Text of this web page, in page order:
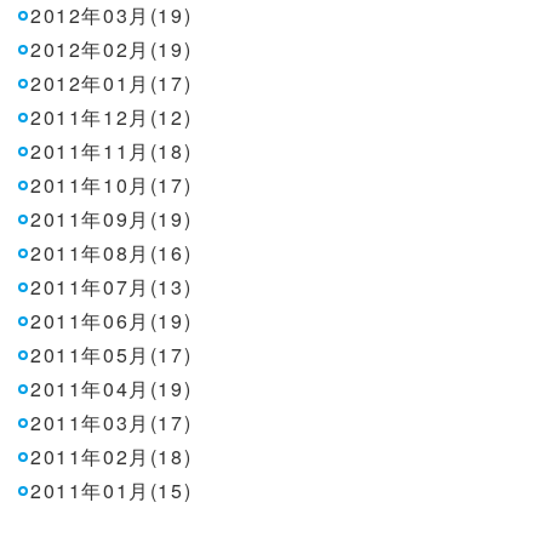
2012年03月(19)
2012年02月(19)
2012年01月(17)
2011年12月(12)
2011年11月(18)
2011年10月(17)
2011年09月(19)
2011年08月(16)
2011年07月(13)
2011年06月(19)
2011年05月(17)
2011年04月(19)
2011年03月(17)
2011年02月(18)
2011年01月(15)